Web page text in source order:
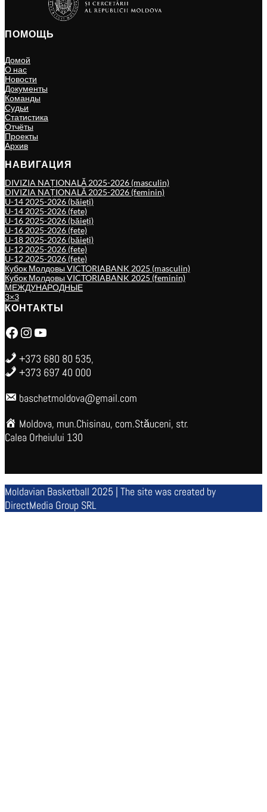
ПОМОЩЬ
Домой
О нас
Новости
Документы
Команды
Судьи
Статистика
Отчёты
Проекты
Архив
НАВИГАЦИЯ
DIVIZIA NAȚIONALĂ 2025-2026 (masculin)
DIVIZIA NAȚIONALĂ 2025-2026 (feminin)
U-14 2025-2026 (băieți)
U-14 2025-2026 (fete)
U-16 2025-2026 (băieți)
U-16 2025-2026 (fete)
U-18 2025-2026 (băieți)
U-12 2025-2026 (fete)
U-12 2025-2026 (fete)
Кубок Молдовы VICTORIABANK 2025 (masculin)
Кубок Молдовы VICTORIABANK 2025 (feminin)
МЕЖДУНАРОДНЫЕ
3×3
КОНТАКТЫ
Facebook Instagram YouTube
+373 680 80 535,
+373 697 40 000
baschetmoldova@gmail.com
Moldova, mun.Chisinau, com.Stăuceni, str.
Calea Orheiului 130
Moldavian Basketball 2025 | The site was created by
DirectMedia Group SRL